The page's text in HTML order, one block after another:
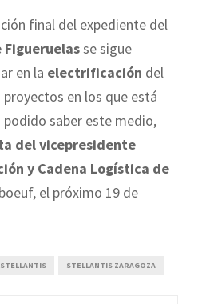
final del expediente del
se sigue
en la electrificación del
en los que está
podido saber este medio,
del vicepresidente
y Cadena Logística de
el próximo 19 de
STELLANTIS STELLANTIS ZARAGOZA